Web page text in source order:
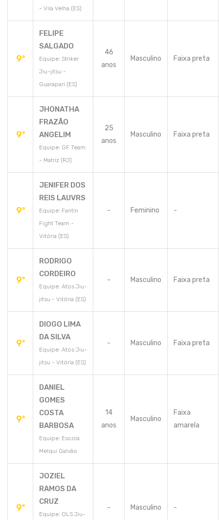
- Vila Velha (ES)
9º
FELIPE
SALGADO
Equipe: Striker
Jiu-jitsu -
Guarapari (ES)
46
anos
Masculino Faixa preta
9º
JHONATHA
FRAZÃO
ANGELIM
Equipe: GF Team
- Matriz (RJ)
25
anos
Masculino Faixa preta
9º
JENIFER DOS
REIS LAUVRS
Equipe: Fantin
Fight Team -
Vitória (ES)
- Feminino -
9º
RODRIGO
CORDEIRO
Equipe: Atos Jiu-
jitsu - Vitória (ES)
- Masculino Faixa preta
9º
DIOGO LIMA
DA SILVA
Equipe: Atos Jiu-
jitsu - Vitória (ES)
- Masculino Faixa preta
9º
DANIEL
GOMES
COSTA
BARBOSA
Equipe: Escola
Melqui Galvão
14
anos
Masculino
Faixa
amarela
9º
JOZIEL
RAMOS DA
CRUZ
Equipe: OLS Jiu-
- Masculino -